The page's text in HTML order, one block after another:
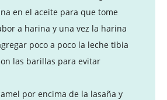
en el aceite para que tome
a harina y una vez la harina
poco a poco la leche tibia
las barillas para evitar
por encima de la lasaña y